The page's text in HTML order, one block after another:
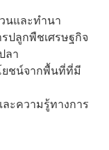
นและทำนา
ปลูกพืชเศรษฐกิจ
ลา
ยชน์จากพื้นที่ที่มี
ะความรู้ทางการ